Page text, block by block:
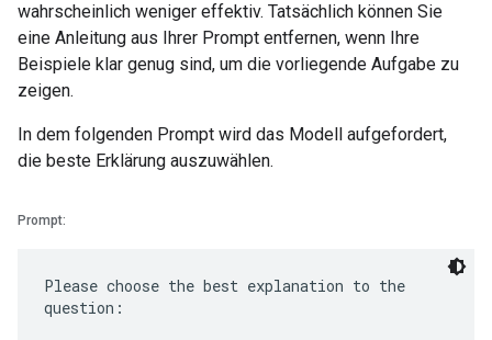
wahrscheinlich weniger effektiv. Tatsächlich können Sie
eine Anleitung aus Ihrer Prompt entfernen, wenn Ihre
Beispiele klar genug sind, um die vorliegende Aufgabe zu
zeigen.
In dem folgenden Prompt wird das Modell aufgefordert,
die beste Erklärung auszuwählen.
Prompt:
Please choose the best explanation to the
question: